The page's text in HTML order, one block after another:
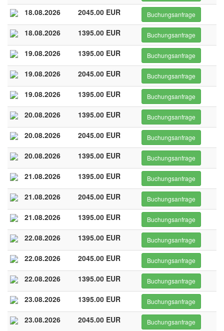
18.08.2026 2045.00 EUR Buchungsanfrage
18.08.2026 1395.00 EUR Buchungsanfrage
19.08.2026 1395.00 EUR Buchungsanfrage
19.08.2026 2045.00 EUR Buchungsanfrage
19.08.2026 1395.00 EUR Buchungsanfrage
20.08.2026 1395.00 EUR Buchungsanfrage
20.08.2026 2045.00 EUR Buchungsanfrage
20.08.2026 1395.00 EUR Buchungsanfrage
21.08.2026 1395.00 EUR Buchungsanfrage
21.08.2026 2045.00 EUR Buchungsanfrage
21.08.2026 1395.00 EUR Buchungsanfrage
22.08.2026 1395.00 EUR Buchungsanfrage
22.08.2026 2045.00 EUR Buchungsanfrage
22.08.2026 1395.00 EUR Buchungsanfrage
23.08.2026 1395.00 EUR Buchungsanfrage
23.08.2026 2045.00 EUR Buchungsanfrage